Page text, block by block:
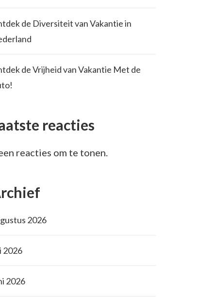
de Diversiteit van Vakantie in
de Vrijheid van Vakantie Met de
reacties
reacties om te tonen.
2026
2026
2026